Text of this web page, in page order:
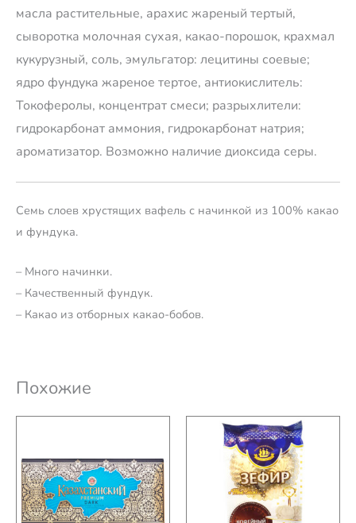
масла растительные, арахис жареный тертый,
сыворотка молочная сухая, какао-порошок, крахмал
кукурузный, соль, эмульгатор: лецитины соевые;
ядро фундука жареное тертое, антиокислитель:
Токоферолы, концентрат смеси; разрыхлители:
гидрокарбонат аммония, гидрокарбонат натрия;
ароматизатор. Возможно наличие диоксида серы.
Семь слоев хрустящих вафель с начинкой из 100% какао
и фундука.
– Много начинки.
– Качественный фундук.
– Какао из отборных какао-бобов.
Похожие